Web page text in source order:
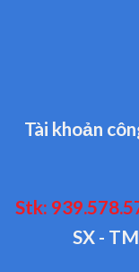
Tài khoản
Stk:
SX -